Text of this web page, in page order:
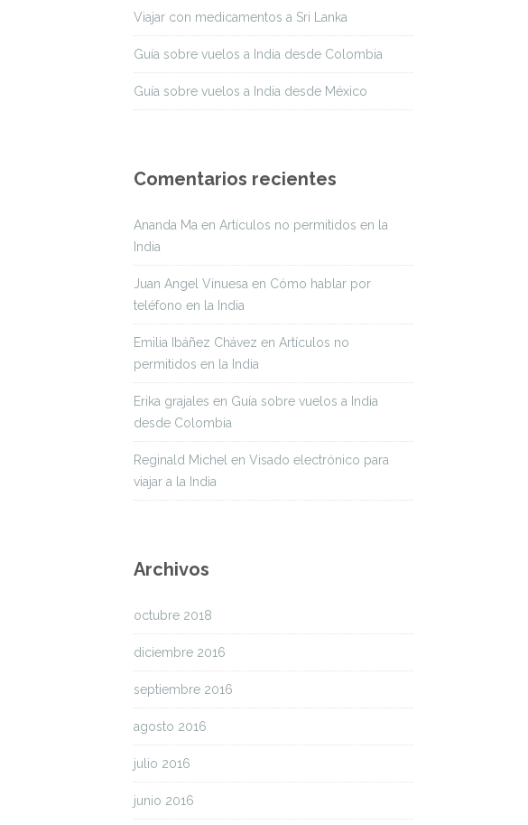
Viajar con medicamentos a Sri Lanka
Guía sobre vuelos a India desde Colombia
Guía sobre vuelos a India desde México
Comentarios recientes
Ananda Ma en Artículos no permitidos en la
India
Juan Angel Vinuesa en Cómo hablar por
teléfono en la India
Emilia Ibáñez Chávez en Artículos no
permitidos en la India
Erika grajales en Guía sobre vuelos a India
desde Colombia
Reginald Michel en Visado electrónico para
viajar a la India
Archivos
octubre 2018
diciembre 2016
septiembre 2016
agosto 2016
julio 2016
junio 2016